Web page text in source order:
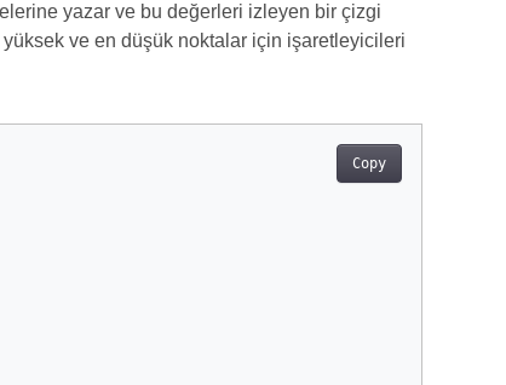
yazar ve bu değerleri izleyen bir çizgi
yüksek ve en düşük noktalar için işaretleyicileri
Copy